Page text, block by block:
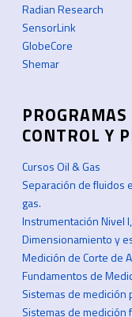
Radian Research
SensorLink
GlobeCore
Shemar
CONTROL Y
Cursos Oil & Gas
Separación de fluidos
gas.
Instrumentación Nivel
Dimensionamiento y
Medición de Corte de
Fundamentos de
Sistemas de medición
Sistemas de medición